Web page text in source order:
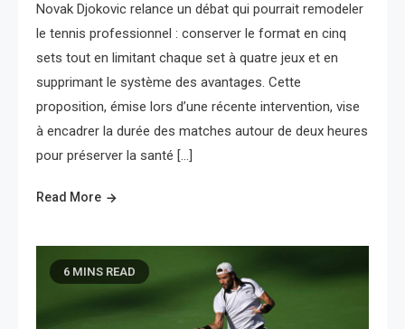
Novak Djokovic relance un débat qui pourrait remodeler
le tennis professionnel : conserver le format en cinq
sets tout en limitant chaque set à quatre jeux et en
supprimant le système des avantages. Cette
proposition, émise lors d’une récente intervention, vise
à encadrer la durée des matches autour de deux heures
pour préserver la santé […]
Read More
6 MINS READ